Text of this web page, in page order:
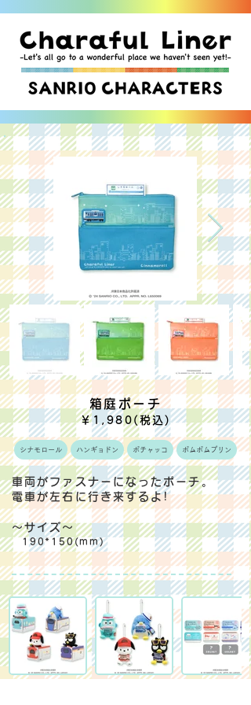
箱庭ポーチ
￥1,980(税込)
シナモロール ハンギョドン ポチャッコ ポムポムプリン
車両がファスナーになったポーチ。
電車が左右に行き来するよ!
～サイズ～
190*150(mm)